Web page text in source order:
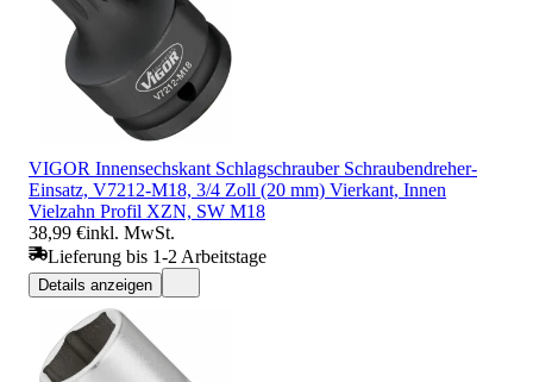
VIGOR Innensechskant Schlagschrauber Schraubendreher-
Einsatz, V7212-M18, 3/4 Zoll (20 mm) Vierkant, Innen
Vielzahn Profil XZN, SW M18
38,99 €inkl. MwSt.
Lieferung bis 1-2 Arbeitstage
Details anzeigen